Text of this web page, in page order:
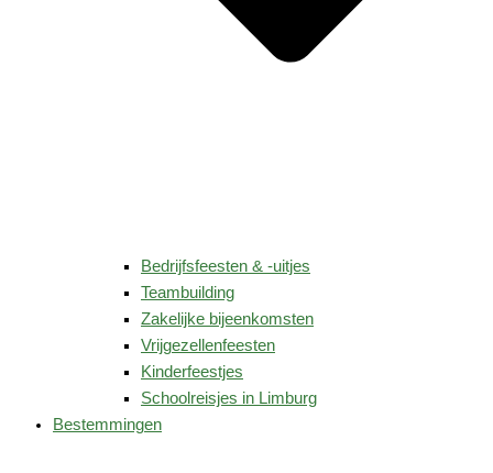
Bedrijfsfeesten & -uitjes
Teambuilding
Zakelijke bijeenkomsten
Vrijgezellenfeesten
Kinderfeestjes
Schoolreisjes in Limburg
Bestemmingen